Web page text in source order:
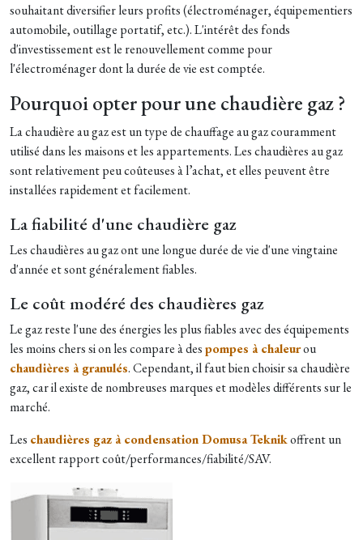
souhaitant diversifier leurs profits (électroménager, équipementiers
automobile, outillage portatif, etc.). L'intérêt des fonds
d'investissement est le renouvellement comme pour
l'électroménager dont la durée de vie est comptée.
Pourquoi opter pour une chaudière gaz ?
La chaudière au gaz est un type de chauffage au gaz couramment
utilisé dans les maisons et les appartements. Les chaudières au gaz
sont relativement peu coûteuses à l’achat, et elles peuvent être
installées rapidement et facilement.
La fiabilité d'une chaudière gaz
Les chaudières au gaz ont une longue durée de vie d'une vingtaine
d'année et sont généralement fiables.
Le coût modéré des chaudières gaz
Le gaz reste l'une des énergies les plus fiables avec des équipements
les moins chers si on les compare à despompes à chaleurou
chaudières à granulés. Cependant, il faut bien choisir sa chaudière
gaz, car il existe de nombreuses marques et modèles différents sur le
marché.
Les chaudières gaz à condensation Domusa Teknikoffrent un
excellent rapport coût/performances/fiabilité/SAV.